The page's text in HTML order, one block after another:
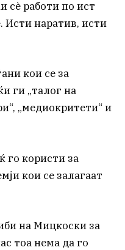
сè работи по ист
Исти наратив, исти
кои се за
ги „талог на
„медиокритети“ и
го користи за
кои се залагаат
на Мицкоски за
тоа нема да го